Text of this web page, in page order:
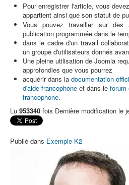
Pour enregistrer l'article, vous
appartient ainsi que son statut de
Vous pouvez travailler sur
publication programmée dans le
dans le cadre d'un travail
un groupe d'utilisateurs donnés
Une pleine utilisation de Joomla
approfondies que vous pourrez
acquérir dans la documentation
d'aide francophone et dans le forum
francophone.
Lu 953340 fois Dernière modification le
Publié dans Exemple K2